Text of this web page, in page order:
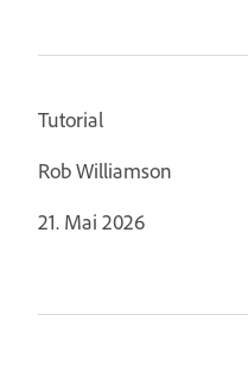
Tutorial
Rob Williamson
21. Mai 2026